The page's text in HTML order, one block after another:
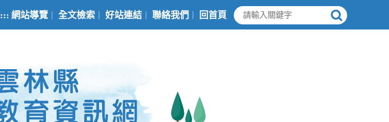
::: 網站導覽 全文檢索 好站連結 聯絡我們 回首頁